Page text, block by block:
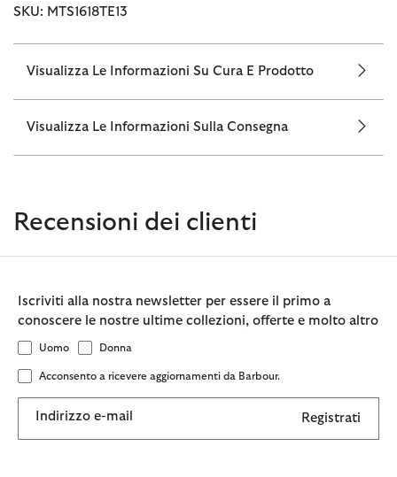
SKU: MTS1618TE13
Visualizza Le Informazioni Su Cura E Prodotto
Visualizza Le Informazioni Sulla Consegna
Recensioni dei clienti
Iscriviti alla nostra newsletter per essere il primo a
conoscere le nostre ultime collezioni, offerte e molto altro
Uomo Donna
Acconsento a ricevere aggiornamenti da Barbour.
Indirizzo e-mail Registrati